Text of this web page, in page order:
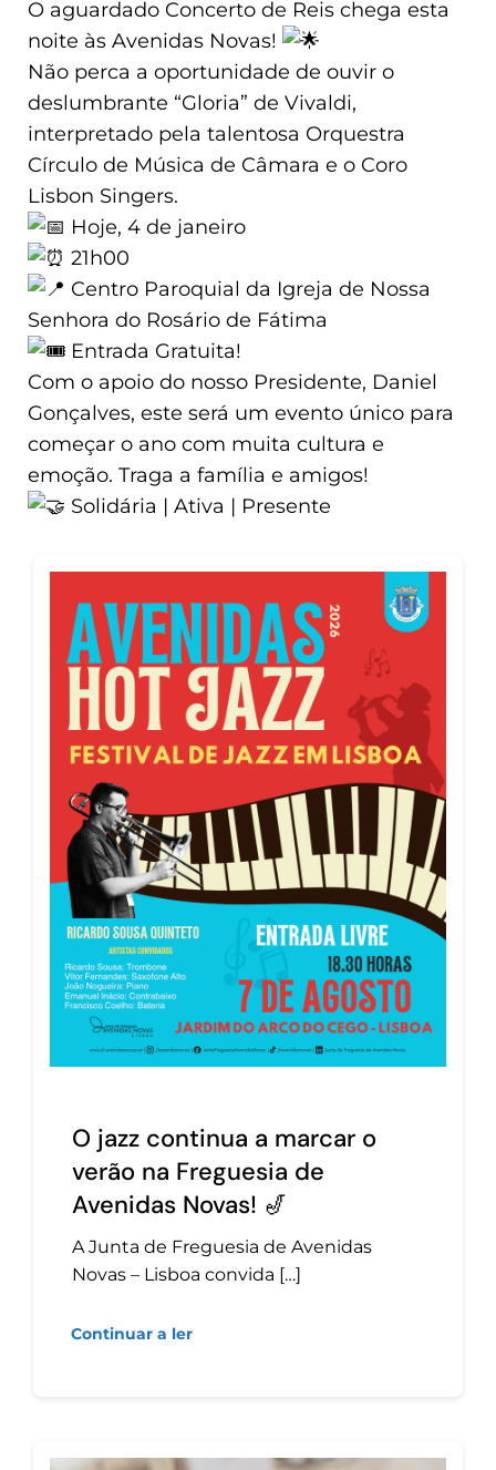
O aguardado Concerto de Reis chega esta
noite às Avenidas Novas!
Não perca a oportunidade de ouvir o
deslumbrante “Gloria” de Vivaldi,
interpretado pela talentosa Orquestra
Círculo de Música de Câmara e o Coro
Lisbon Singers.
Hoje, 4 de janeiro
21h00
Centro Paroquial da Igreja de Nossa
Senhora do Rosário de Fátima
Entrada Gratuita!
Com o apoio do nosso Presidente, Daniel
Gonçalves, este será um evento único para
começar o ano com muita cultura e
emoção. Traga a família e amigos!
Solidária | Ativa | Presente
O jazz continua a marcar o
verão na Freguesia de
Avenidas Novas! 🎷
A Junta de Freguesia de Avenidas
Novas – Lisboa convida […]
Continuar a ler